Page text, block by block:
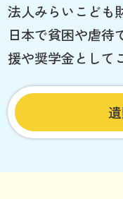
法人みらいこども
日本で貧困や虐待
援や奨学金として